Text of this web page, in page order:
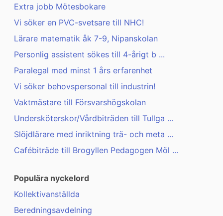
Extra jobb Mötesbokare
Vi söker en PVC-svetsare till NHC!
Lärare matematik åk 7-9, Nipanskolan
Personlig assistent sökes till 4-årigt b ...
Paralegal med minst 1 års erfarenhet
Vi söker behovspersonal till industrin!
Vaktmästare till Försvarshögskolan
Undersköterskor/Vårdbiträden till Tullga ...
Slöjdlärare med inriktning trä- och meta ...
Cafébiträde till Brogyllen Pedagogen Möl ...
Populära nyckelord
Kollektivanställda
Beredningsavdelning